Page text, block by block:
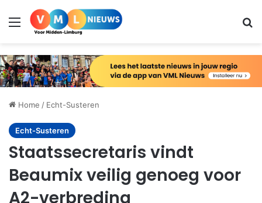
Menu
Home / Echt-Susteren
Echt-Susteren
Staatssecretaris vindt
Beaumix veilig genoeg voor
A2-verbreding